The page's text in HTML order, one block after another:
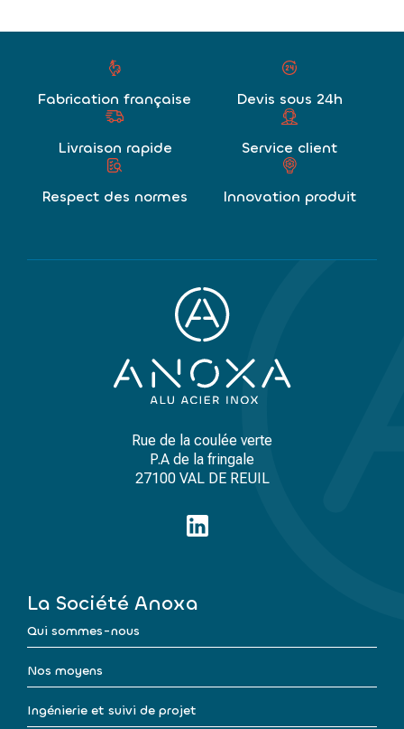
Fabrication française Devis sous 24h
Livraison rapide Service client
Respect des normes Innovation produit
Rue de la coulée verte
P.A de la fringale
27100 VAL DE REUIL
La Société Anoxa
Qui sommes-nous
Nos moyens
Ingénierie et suivi de projet